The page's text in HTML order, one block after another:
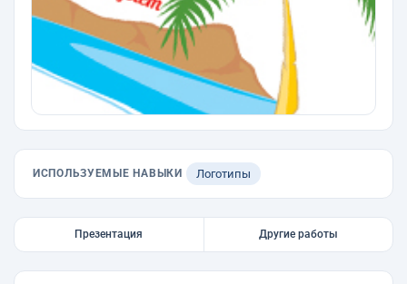
ИСПОЛЬЗУЕМЫЕ НАВЫКИ Логотипы
Презентация Другие работы